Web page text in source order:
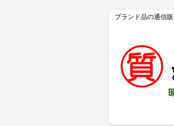
ブランド品の通信